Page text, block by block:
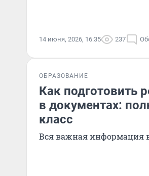
14 июня, 2026, 16:35 237
ОБРАЗОВАНИЕ
Как подготовить
в документах:
класс
Вся важная информация